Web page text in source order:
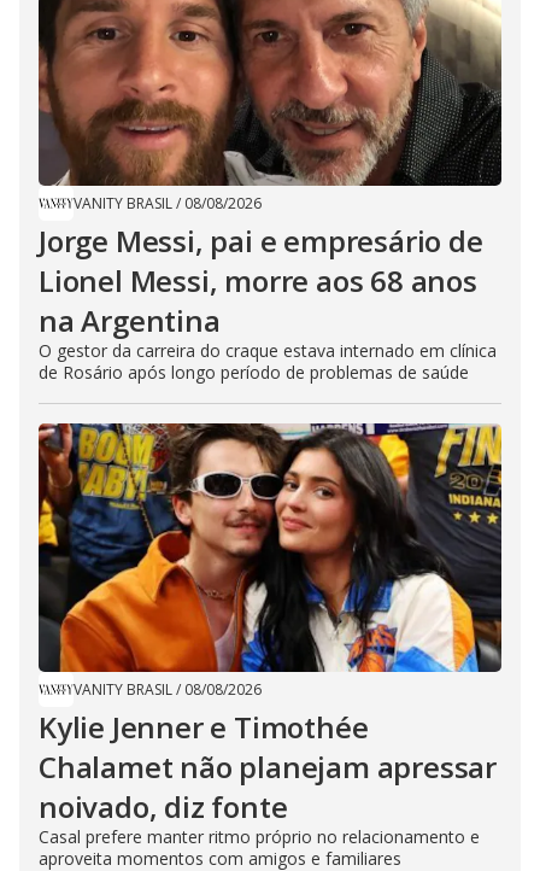
VANITY BRASIL/ 08/08/2026
Jorge Messi, pai e empresário de
Lionel Messi, morre aos 68 anos
na Argentina
O gestor da carreira do craque estava internado em clínica
de Rosário após longo período de problemas de saúde
VANITY BRASIL/ 08/08/2026
Kylie Jenner e Timothée
Chalamet não planejam apressar
noivado, diz fonte
Casal prefere manter ritmo próprio no relacionamento e
aproveita momentos com amigos e familiares